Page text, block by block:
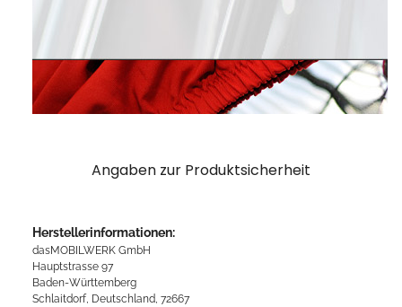
Angaben zur Produktsicherheit
Herstellerinformationen:
dasMOBILWERK GmbH
Hauptstrasse 97
Baden-Württemberg
Schlaitdorf, Deutschland, 72667